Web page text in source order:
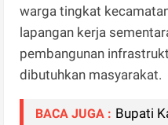
warga tingkat
lapangan kerja
pembangunan
dibutuhkan masyarakat.
BACA JUGA : Bupati